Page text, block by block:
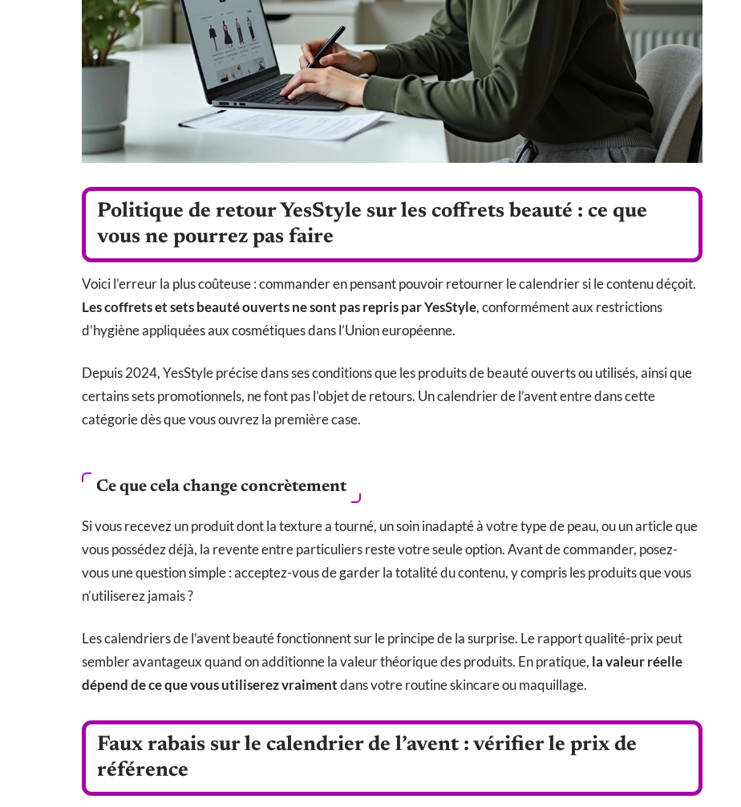
Politique de retour YesStyle sur les coffrets beauté : ce que
vous ne pourrez pas faire
Voici l’erreur la plus coûteuse : commander en pensant pouvoir retourner le calendrier si le contenu déçoit.
Les coffrets et sets beauté ouverts ne sont pas repris par YesStyle, conformément aux restrictions
d’hygiène appliquées aux cosmétiques dans l’Union européenne.
Depuis 2024, YesStyle précise dans ses conditions que les produits de beauté ouverts ou utilisés, ainsi que
certains sets promotionnels, ne font pas l’objet de retours. Un calendrier de l’avent entre dans cette
catégorie dès que vous ouvrez la première case.
Ce que cela change concrètement
Si vous recevez un produit dont la texture a tourné, un soin inadapté à votre type de peau, ou un article que
vous possédez déjà, la revente entre particuliers reste votre seule option. Avant de commander, posez-
vous une question simple : acceptez-vous de garder la totalité du contenu, y compris les produits que vous
n’utiliserez jamais ?
Les calendriers de l’avent beauté fonctionnent sur le principe de la surprise. Le rapport qualité-prix peut
sembler avantageux quand on additionne la valeur théorique des produits. En pratique, la valeur réelle
dépend de ce que vous utiliserez vraimentdans votre routine skincare ou maquillage.
Faux rabais sur le calendrier de l’avent : vérifier le prix de
référence